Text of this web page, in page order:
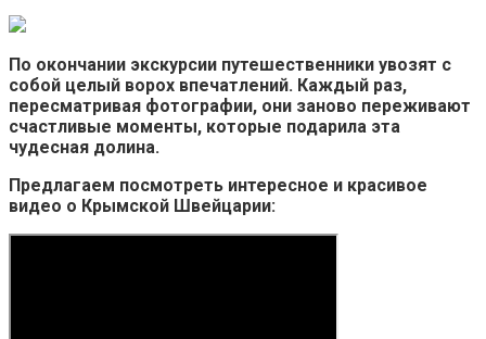
По окончании экскурсии путешественники увозят с
собой целый ворох впечатлений. Каждый раз,
пересматривая фотографии, они заново переживают
счастливые моменты, которые подарила эта
чудесная долина.
Предлагаем посмотреть интересное и красивое
видео о Крымской Швейцарии: